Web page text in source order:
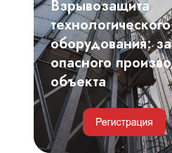
объекта
Взрывозащита
технологического
оборудования:
опасного
объекта